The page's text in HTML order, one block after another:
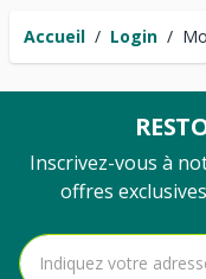
Accueil / Login /
Inscrivez-vous à
offres